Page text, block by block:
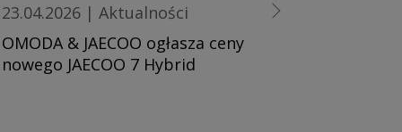
23.04.2026 | Aktualności
OMODA & JAECOO ogłasza ceny
nowego JAECOO 7 Hybrid